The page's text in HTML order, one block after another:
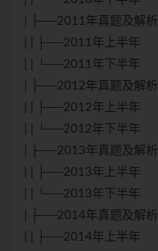
| ├──2011年真题及解析
| | ├──2011年上半年
| | └──2011年下半年
| ├──2012年真题及解析
| | ├──2012年上半年
| | └──2012年下半年
| ├──2013年真题及解析
| | ├──2013年上半年
| | └──2013年下半年
| ├──2014年真题及解析
| | ├──2014年上半年